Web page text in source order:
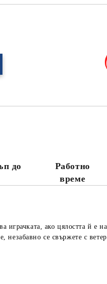
до
Работно
време
играчката, ако цялостта й е
незабавно се свържете с